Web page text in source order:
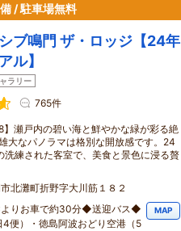
/ 駐車場無料
ブ鳴門 ザ・ロッジ【24年
ル】
ラリー
765件
】瀬戸内の碧い海と鮮やかな緑が彩る絶
大なパノラマは格別な開放感です。24
洗練された客室で、美食と景色に浸る贅
北灘町折野字大川筋１８２
よりお車で約30分◆送迎バス◆
4便）・徳島阿波おどり空港（5
MAP